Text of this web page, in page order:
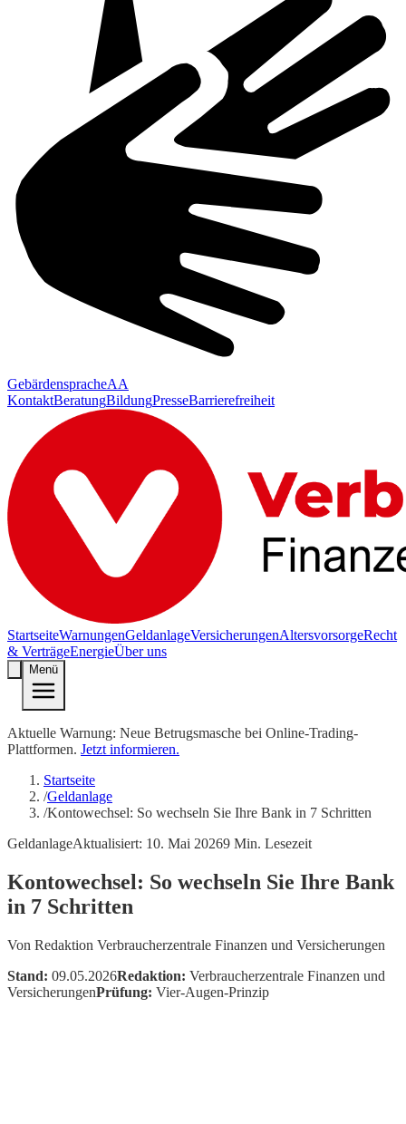
GebärdenspracheAA
KontaktBeratungBildungPresseBarrierefreiheit
StartseiteWarnungenGeldanlageVersicherungenAltersvorsorgeRecht
& VerträgeEnergieÜber uns
Menü
Aktuelle Warnung: Neue Betrugsmasche bei Online-Trading-
Plattformen. Jetzt informieren.
Startseite
/Geldanlage
/Kontowechsel: So wechseln Sie Ihre Bank in 7 Schritten
GeldanlageAktualisiert: 10. Mai 20269 Min. Lesezeit
Kontowechsel: So wechseln Sie Ihre Bank
in 7 Schritten
Von Redaktion Verbraucherzentrale Finanzen und Versicherungen
Stand: 09.05.2026Redaktion: Verbraucherzentrale Finanzen und
VersicherungenPrüfung: Vier-Augen-Prinzip